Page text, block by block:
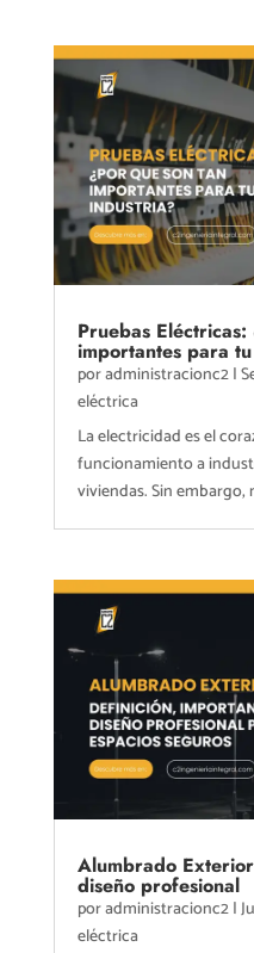
Pruebas
importantes para
poradministracionc2|
eléctrica
La electricidad es el
funcionamiento a
viviendas. Sin
Alumbrado
diseño profesional
poradministracionc2|
eléctrica